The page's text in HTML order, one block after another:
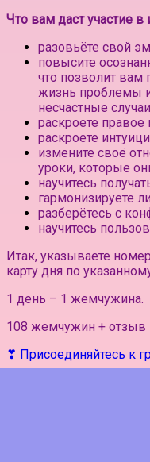
Что вам даст участие в
разовьёте свой
повысите
что позволит вам
жизнь проблемы и
несчастные
раскроете
раскроете
измените своё
уроки, которые
научитесь
гармонизируете
разберётесь с
научитесь
Итак, указываете
карту дня по
1 день – 1 жемчужина.
108 жемчужин + отзыв
❣ Присоединяйтесь к